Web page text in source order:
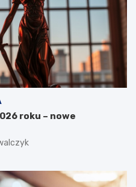
roku – nowe